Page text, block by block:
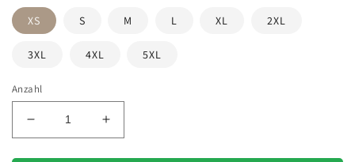
XS S M L XL 2XL
3XL 4XL 5XL
Anzahl
Verringere
die
Erhöhe
die